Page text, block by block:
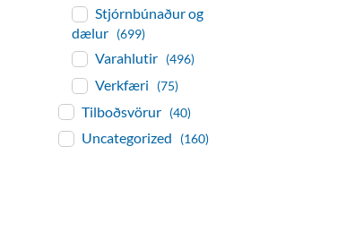
Stjórnbúnaður og
dælur (699)
Varahlutir (496)
Verkfæri (75)
Tilboðsvörur (40)
Uncategorized (160)